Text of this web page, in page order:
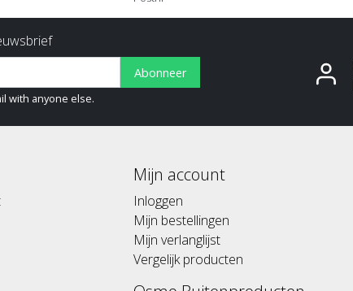
Abonneer
with anyone else.
Mijn account
Inloggen
Mijn bestellingen
Mijn verlanglijst
Vergelijk producten